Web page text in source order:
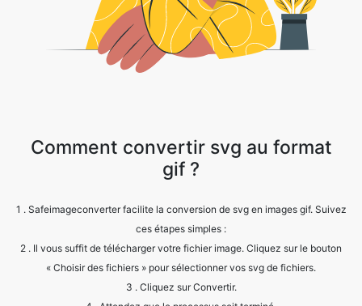
Comment convertir svg au format
1 . Safeimageconverter facilite la conversion de svg en images gif. Suivez
ces étapes simples :
2 . Il vous suffit de télécharger votre fichier image. Cliquez sur le bouton
3 . Cliquez sur Convertir.
4 . Attendez que le processus soit terminé.
5 . Cliquez sur le bouton « Télécharger » pour obtenir le fichier converti.
6 . Remarque : Votre fichier image gif conservera la même qualité que
votre fichier image d'origine.